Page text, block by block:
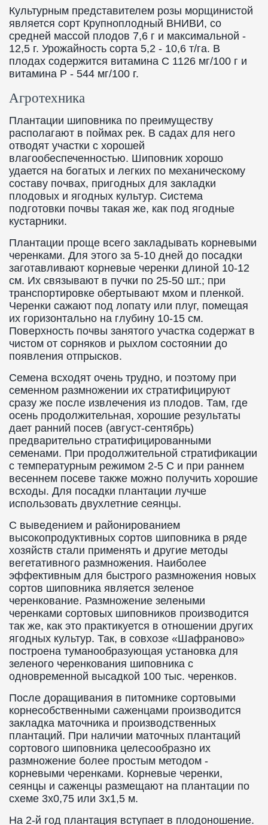
Культурным представителем розы морщинистой
является сорт Крупноплодный ВНИВИ, со
средней массой плодов 7,6 г и максимальной -
12,5 г. Урожайность сорта 5,2 - 10,6 т/га. В
плодах содержится витамина C 1126 мг/100 г и
витамина P - 544 мг/100 г.
Агротехника
Плантации шиповника по преимуществу
располагают в поймах рек. В садах для него
отводят участки с хорошей
влагообеспеченностью. Шиповник хорошо
удается на богатых и легких по механическому
составу почвах, пригодных для закладки
плодовых и ягодных культур. Система
подготовки почвы такая же, как под ягодные
кустарники.
Плантации проще всего закладывать корневыми
черенками. Для этого за 5-10 дней до посадки
заготавливают корневые черенки длиной 10-12
см. Их связывают в пучки по 25-50 шт.; при
транспортировке обертывают мхом и пленкой.
Черенки сажают под лопату или плуг, помещая
их горизонтально на глубину 10-15 см.
Поверхность почвы занятого участка содержат в
чистом от сорняков и рыхлом состоянии до
появления отпрысков.
Семена всходят очень трудно, и поэтому при
семенном размножении их стратифицируют
сразу же после извлечения из плодов. Там, где
осень продолжительная, хорошие результаты
дает ранний посев (август-сентябрь)
предварительно стратифицированными
семенами. При продолжительной стратификации
с температурным режимом 2-5 С и при раннем
весеннем посеве также можно получить хорошие
всходы. Для посадки плантации лучше
использовать двухлетние сеянцы.
С выведением и районированием
высокопродуктивных сортов шиповника в ряде
хозяйств стали применять и другие методы
вегетативного размножения. Наиболее
эффективным для быстрого размножения новых
сортов шиповника является зеленое
черенкование. Размножение зелеными
черенками сортовых шиповников производится
так же, как это практикуется в отношении других
ягодных культур. Так, в совхозе «Шафраново»
построена туманообразующая установка для
зеленого черенкования шиповника с
одновременной высадкой 100 тыс. черенков.
После доращивания в питомнике сортовыми
корнесобственными саженцами производится
закладка маточника и производственных
плантаций. При наличии маточных плантаций
сортового шиповника целесообразно их
размножение более простым методом -
корневыми черенками. Корневые черенки,
сеянцы и саженцы размещают на плантации по
схеме 3x0,75 или 3x1,5 м.
На 2-й год плантация вступает в плодоношение.